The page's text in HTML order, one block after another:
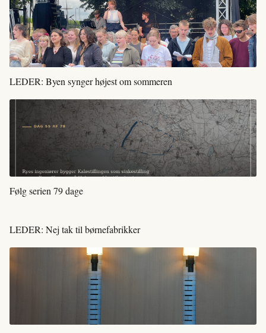
LEDER: Byen synger højest om sommeren
Følg serien 79 dage
LEDER: Nej tak til børnefabrikker